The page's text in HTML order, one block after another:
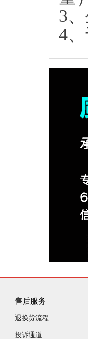
3
4
售后服务
退换货流程
投诉通道